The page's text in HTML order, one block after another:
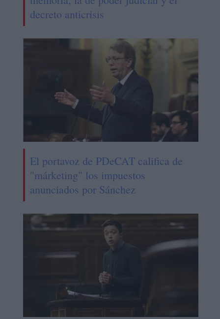
decreto anticrisis
El portavoz de PDeCAT califica de
"márketing" los impuestos
anunciados por Sánchez